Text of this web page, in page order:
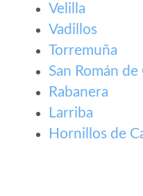
Velilla
Vadillos
Torremuña
San Román
Rabanera
Larriba
Hornillos de